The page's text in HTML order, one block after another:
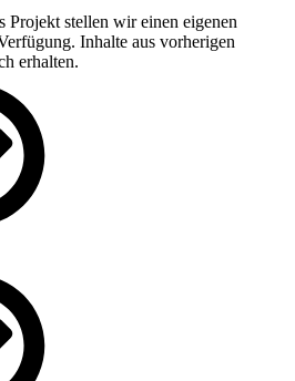
Projekt stellen wir einen eigenen
Inhalte aus vorherigen
erhalten.